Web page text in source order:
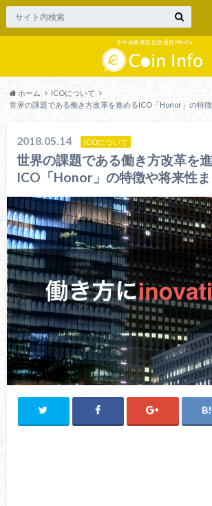
非中央集権型仮想通貨Media
ホーム
ICOについて
世界の課題である働き方改革を進めるICO「Honor」の特
2018.05.14 ICOについて
世界の課題である働き方改革を
ICO「Honor」の特徴や将来性